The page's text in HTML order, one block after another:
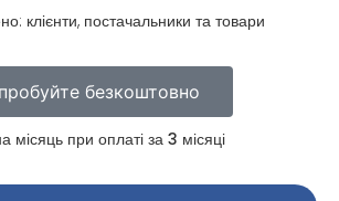
клієнти, постачальники та товари
безкоштовно
місяць при оплаті за 3 місяці